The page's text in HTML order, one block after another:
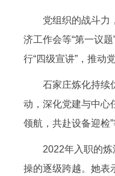
党组织的战斗力，
济工作会等“第一议
行“四级宣讲”，推动
石家庄炼化持续优
动，深化党建与中心
领航，共赴设备迎检
2022年入职的炼油
操的逐级跨越。她表